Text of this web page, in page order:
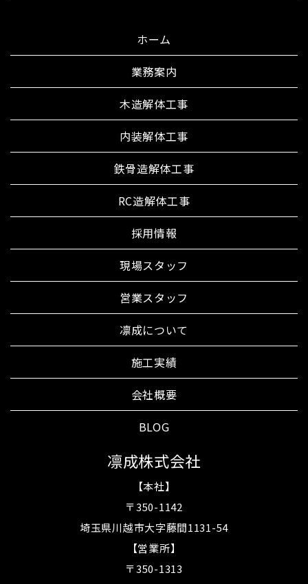
ホーム
業務案内
木造解体工事
内装解体工事
鉄骨造解体工事
RC造解体工事
採用情報
現場スタッフ
営業スタッフ
凛成について
施工実績
会社概要
BLOG
凛成株式会社
【本社】
〒350-1142
埼玉県川越市大字藤間1131-54
【営業所】
〒350-1313